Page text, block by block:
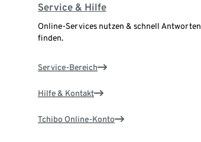
Service & Hilfe
Online-Services nutzen & schnell Antworten
finden.
Service-Bereich
Hilfe & Kontakt
Tchibo Online-Konto